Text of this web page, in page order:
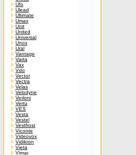
Ufo
Ulead
Ultimate
Umax
Unit
United
Universal
Unox
Ural
Vantage
Varta
Vax
Vdo
Vector
Vectra
Velas
Velodyne
Verloni
Vertu
VES
Vesta
Vestel
Vestfrost
Viconte
Videovox
Vidikron
Vieta
Vimar